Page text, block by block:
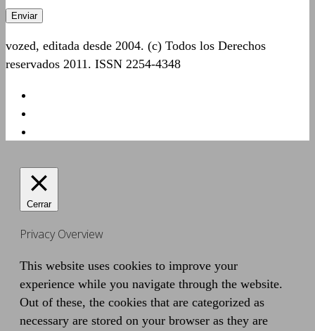
vozed, editada desde 2004. (c) Todos los Derechos
reservados 2011. ISSN 2254-4348
Cerrar
Privacy Overview
This website uses cookies to improve your
experience while you navigate through the website.
Out of these, the cookies that are categorized as
necessary are stored on your browser as they are